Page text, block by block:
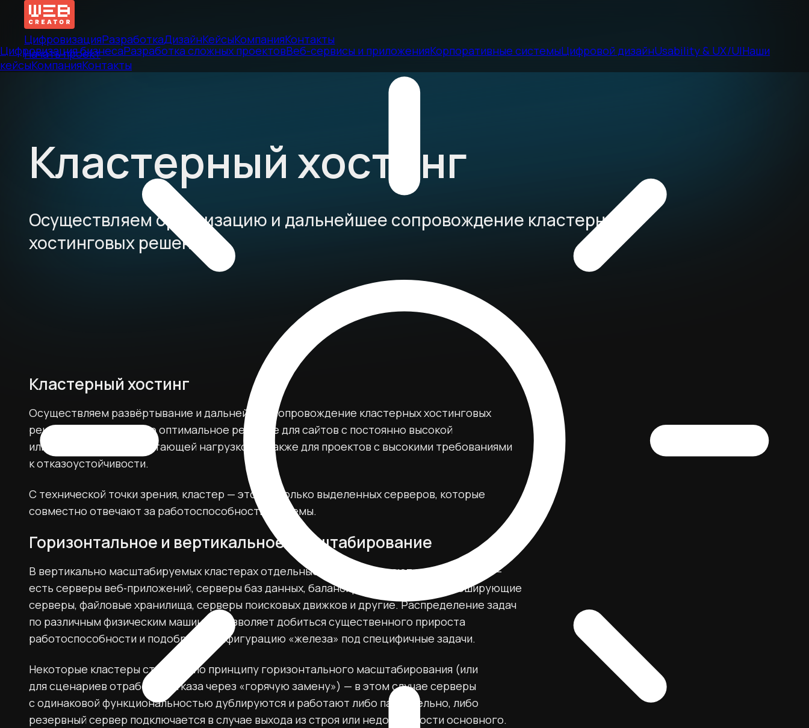
ЦифровизацияРазработкаДизайнКейсыКомпанияКонтакты
Начать проект
Цифровизация бизнесаРазработка сложных проектовВеб-сервисы и приложенияКорпоративные системыЦифровой дизайнUsability & UX/UIНаши
кейсыКомпанияКонтакты
Кластерный хостинг
Осуществляем организацию и дальнейшее сопровождение кластерных
хостинговых решений.
Кластерный хостинг
Осуществляем развёртывание и дальнейшее сопровождение кластерных хостинговых
решений. Кластер — это оптимальное решение для сайтов с постоянно высокой
или планомерно возрастающей нагрузкой, а также для проектов с высокими требованиями
к отказоустойчивости.
С технической точки зрения, кластер — это несколько выделенных серверов, которые
совместно отвечают за работоспособность системы.
Горизонтальное и вертикальное масштабирование
В вертикально масштабируемых кластерах отдельные серверы решают разные задачи —
есть серверы веб‑приложений, серверы баз данных, балансировщики нагрузки, кеширующие
серверы, файловые хранилища, серверы поисковых движков и другие. Распределение задач
по различным физическим машинам позволяет добиться существенного прироста
работоспособности и подобрать конфигурацию «железа» под специфичные задачи.
Некоторые кластеры строятся по принципу горизонтального масштабирования (или
для сценариев отработки отказа через «горячую замену») — в этом случае серверы
с одинаковой функциональностью дублируются и работают либо параллельно, либо
резервный сервер подключается в случае выхода из строя или недоступности основного.